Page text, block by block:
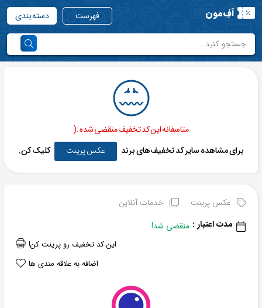
آفِ‌مون فهرست دسته بندی
متاسفانه این کد تخفیف منقضی شده :(
برای مشاهده سایر کد تخفیف‌های برند
عکس پرینت کلیک کن.
عکس پرینت
خدمات آنلاین
مدت اعتبار : منقضی شد!
این کد تخفیف رو پرینت کن!
اضافه به علاقه مندی ها